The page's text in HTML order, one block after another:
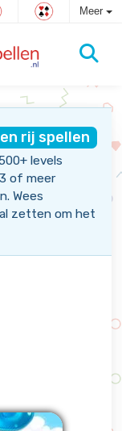
Meer
rij spellen
levels
of meer
Wees
zetten om het